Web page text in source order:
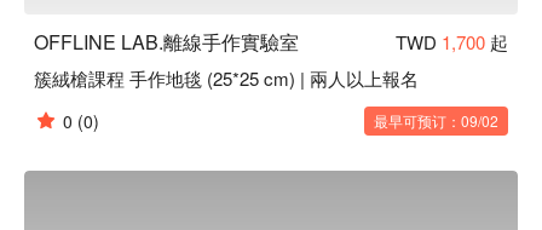
OFFLINE LAB.離線手作實驗室 TWD 1,700 起
簇絨槍課程 手作地毯 (25*25 cm) | 兩人以上報名
0 (0) 最早可预订：09/02